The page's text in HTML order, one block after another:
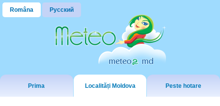
Româna Русский
Prima Localități Moldova Peste hotare